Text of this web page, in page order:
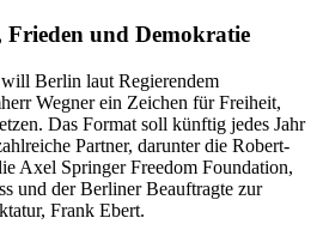
Frieden und Demokratie
Berlin laut Regierendem
Wegner ein Zeichen für Freiheit,
Das Format soll künftig jedes Jahr
Partner, darunter die Robert-
Axel Springer Freedom Foundation,
und der Berliner Beauftragte zur
Frank Ebert.